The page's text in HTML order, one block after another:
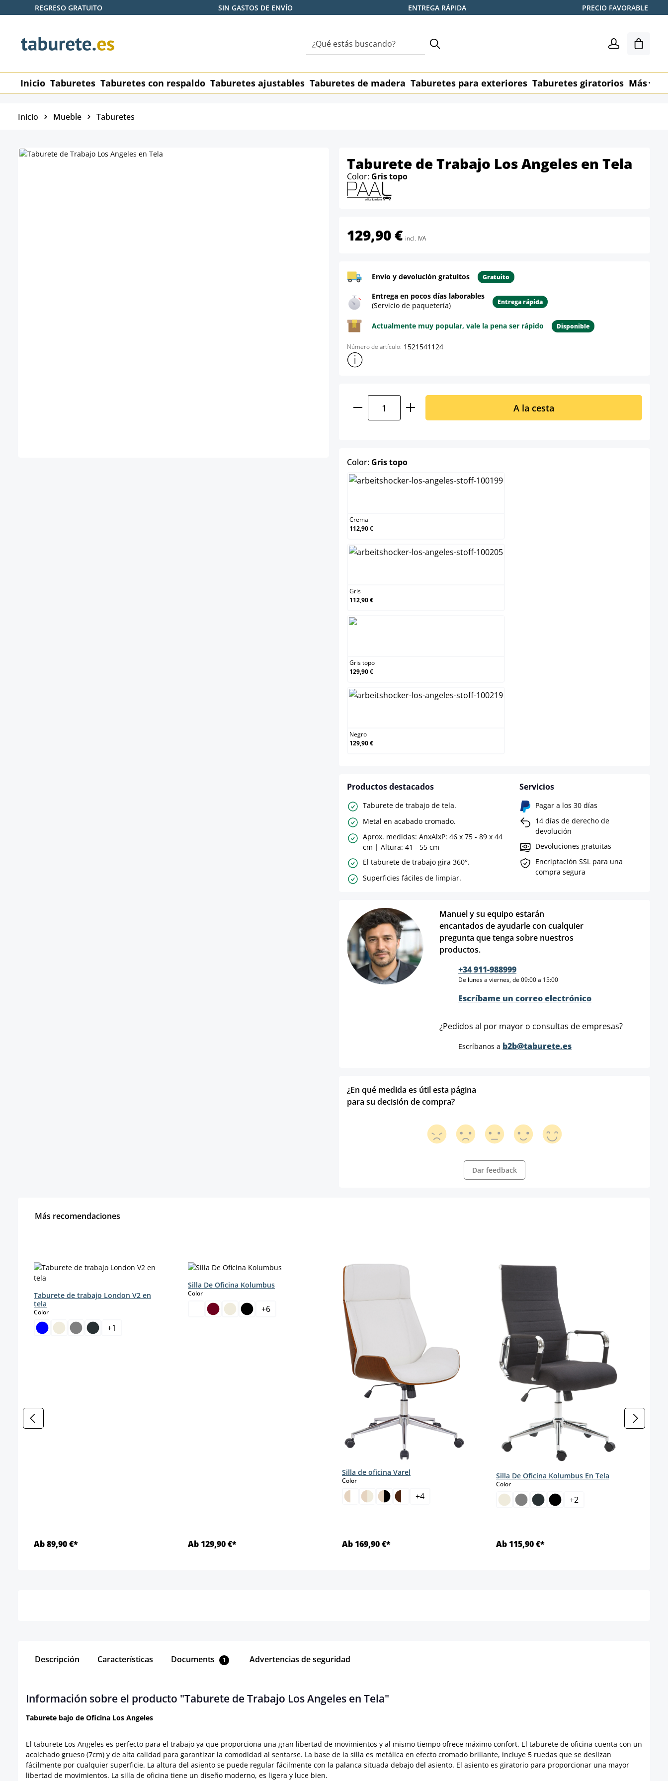
al contenido principal
Saltar a la búsqueda
Saltar a la navegación principal
REGRESO GRATUITO SIN GASTOS DE ENVÍO ENTREGA RÁPIDA PRECIO FAVORABLE
El
Inicio Taburetes Taburetes con respaldo Taburetes ajustables Taburetes de madera Taburetes para exteriores Taburetes giratorios Más
Inicio Mueble Taburetes
Taburete de Trabajo Los Angeles en Tela
Color: Gris topo
129,90 € incl. IVA
Envío y devolución gratuitos Gratuito
Entrega en pocos días laborables
(Servicio de paquetería)
Entrega rápida
Actualmente muy popular, vale la pena ser rápido Disponible
Número de artículo: 1521541124
Mostrar más información sobre el producto
Cantidad del producto: introduce la cantidad deseada o
A la cesta
Color: Gris toposelect
Crema
112,90 €
Gris
112,90 €
Gris topo
129,90 €
Negro
129,90 €
Productos destacados
Taburete de trabajo de tela.
Metal en acabado cromado.
Aprox. medidas: AnxAlxP: 46 x 75 - 89 x 44
cm | Altura: 41 - 55 cm
El taburete de trabajo gira 360°.
Superficies fáciles de limpiar.
Servicios
Pagar a los 30 días
14 días de derecho de
devolución
Devoluciones gratuitas
Encriptación SSL para una
compra segura
Manuel y su equipo estarán
encantados de ayudarle con cualquier
pregunta que tenga sobre nuestros
productos.
+34 911-988999
De lunes a viernes, de 09:00 a 15:00
Escríbame un correo electrónico
¿Pedidos al por mayor o consultas de empresas?
Escríbanos a b2b@taburete.es
¿En qué medida es útil esta página
para su decisión de compra?
Dar feedback
Más recomendaciones
Taburete de trabajo London V2 en
tela
Colorselect
+1
Ab 89,90 €*
Silla De Oficina Kolumbus
Colorselect
+6
Ab 129,90 €*
Silla de oficina Varel
Colorselect
+4
Ab 169,90 €*
Silla De Oficina Kolumbus En Tela
Colorselect
+2
Ab 115,90 €*
Descripción Características Documents 1 Advertencias de seguridad
Información sobre el producto "Taburete de Trabajo Los Angeles en Tela"
Taburete bajo de Oficina Los Angeles
El taburete Los Angeles es perfecto para el trabajo ya que proporciona una gran libertad de movimientos y al mismo tiempo ofrece máximo confort. El taburete de oficina cuenta con un
acolchado grueso (7cm) y de alta calidad para garantizar la comodidad al sentarse. La base de la silla es metálica en efecto cromado brillante, incluye 5 ruedas que se deslizan
fácilmente por cualquier superficie. La altura del asiento se puede regular fácilmente con la palanca situada debajo del asiento. El asiento es giratorio para proporcionar una mayor
libertad de movimientos. La silla de oficina tiene un diseño moderno, es ligera y luce bien.